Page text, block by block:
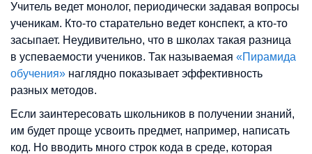
Учитель ведет монолог, периодически задавая вопросы
ученикам. Кто-то старательно ведет конспект, а кто-то
засыпает. Неудивительно, что в школах такая разница
в успеваемости учеников. Так называемая «Пирамида
обучения» наглядно показывает эффективность
разных методов.
Если заинтересовать школьников в получении знаний,
им будет проще усвоить предмет, например, написать
код. Но вводить много строк кода в среде, которая